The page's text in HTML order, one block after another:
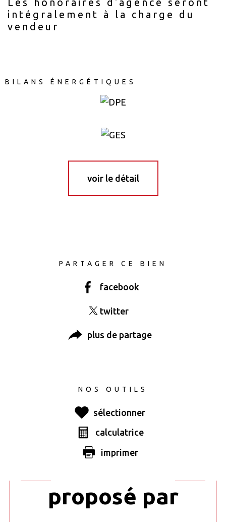
intégralement à la charge du
vendeur
BILANS ÉNERGÉTIQUES
voir le détail
PARTAGER CE BIEN
facebook
twitter
plus de partage
NOS OUTILS
sélectionner
calculatrice
imprimer
Ce bien vous
proposé par